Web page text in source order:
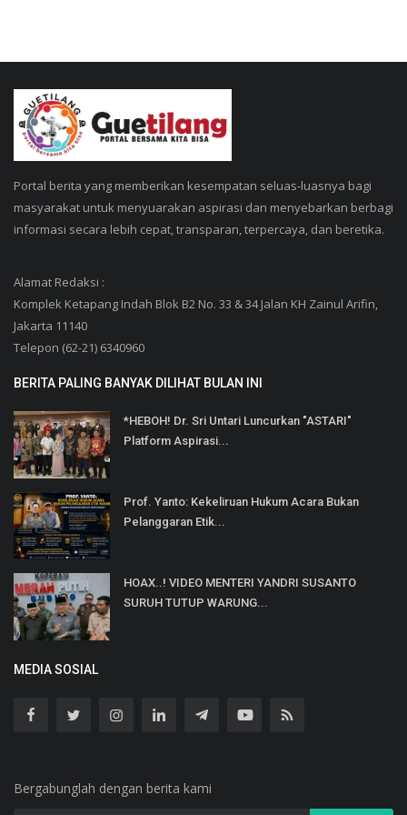
Portal berita yang memberikan kesempatan seluas-luasnya bagi
masyarakat untuk menyuarakan aspirasi dan menyebarkan berbagi
informasi secara lebih cepat, transparan, terpercaya, dan beretika.
Alamat Redaksi :
Komplek Ketapang Indah Blok B2 No. 33 & 34 Jalan KH Zainul Arifin,
Jakarta 11140
Telepon (62-21) 6340960
BERITA PALING BANYAK DILIHAT BULAN INI
*HEBOH! Dr. Sri Untari Luncurkan "ASTARI"
Platform Aspirasi...
Prof. Yanto: Kekeliruan Hukum Acara Bukan
Pelanggaran Etik...
HOAX..! VIDEO MENTERI YANDRI SUSANTO
SURUH TUTUP WARUNG...
MEDIA SOSIAL
Bergabunglah dengan berita kami